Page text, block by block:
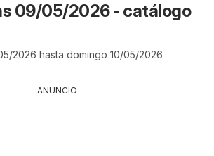
09/05/2026 - catálogo
2026 hasta domingo 10/05/2026
ANUNCIO